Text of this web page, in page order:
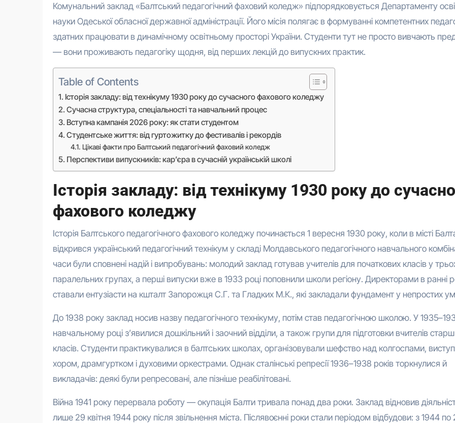
Комунальний заклад «Балтський педагогічний фаховий коледж» підпорядковується Департаменту
науки Одеської обласної державної адміністрації. Його місія полягає в формуванні компетентних
здатних працювати в динамічному освітньому просторі України. Студенти тут не просто вивчають
— вони проживають педагогіку щодня, від перших лекцій до випускних практик.
Table of Contents
Історія закладу: від технікуму 1930 року до сучасного фахового коледжу
Сучасна структура, спеціальності та навчальний процес
Вступна кампанія 2026 року: як стати студентом
Студентське життя: від гуртожитку до фестивалів і рекордів
Цікаві факти про Балтський педагогічний фаховий коледж
Перспективи випускників: кар’єра в сучасній українській школі
Історія закладу: від технікуму 1930 року до
фахового коледжу
Історія Балтського педагогічного фахового коледжу починається 1 вересня 1930 року, коли в місті
відкрився український педагогічний технікум у складі Молдавського педагогічного навчального
часи були сповнені надій і випробувань: молодий заклад готував учителів для початкових класів у
паралельних групах, а перші випуски вже в 1933 році поповнили школи регіону. Директорами в ранні
ставали ентузіасти на кшталт Запорожця С.Г. та Гладких М.К., які закладали фундамент у непростих
До 1938 року заклад носив назву педагогічного технікуму, потім став педагогічною школою. У
навчальному році з’явилися дошкільний і заочний відділи, а також групи для підготовки вчителів
класів. Студенти практикувалися в балтських школах, організовували шефство над колгоспами,
хором, драмгуртком і духовими оркестрами. Однак сталінські репресії 1936–1938 років торкнулися й
викладачів: деякі були репресовані, але пізніше реабілітовані.
Війна 1941 року перервала роботу — окупація Балти тривала понад два роки. Заклад відновив
лише 29 квітня 1944 року після звільнення міста. Післявоєнні роки стали періодом відбудови: з 1944 по